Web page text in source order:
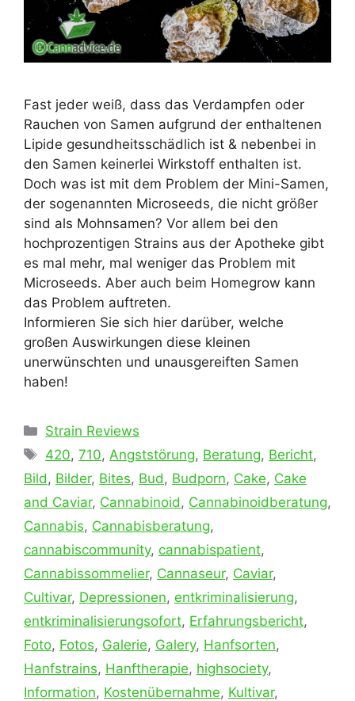
Fast jeder weiß, dass das Verdampfen oder
Rauchen von Samen aufgrund der enthaltenen
Lipide gesundheitsschädlich ist & nebenbei in
den Samen keinerlei Wirkstoff enthalten ist.
Doch was ist mit dem Problem der Mini-Samen,
der sogenannten Microseeds, die nicht größer
sind als Mohnsamen? Vor allem bei den
hochprozentigen Strains aus der Apotheke gibt
es mal mehr, mal weniger das Problem mit
Microseeds. Aber auch beim Homegrow kann
das Problem auftreten.
Informieren Sie sich hier darüber, welche
großen Auswirkungen diese kleinen
unerwünschten und unausgereiften Samen
haben!
Kategorien
Strain Reviews
Schlagwörter
420,710, Angststörung, Beratung, Bericht,
Bild , Bilder, Bites, Bud , Budporn, Cake, Cake
and Caviar, Cannabinoid , Cannabinoidberatung,
Cannabis, Cannabisberatung,
cannabiscommunity, cannabispatient,
Cannabissommelier, Cannaseur, Caviar,
Cultivar, Depressionen, entkriminalisierung,
entkriminalisierungsofort, Erfahrungsbericht,
Foto, Fotos, Galerie, Galery, Hanfsorten,
Hanfstrains, Hanftherapie, highsociety,
Information, Kostenübernahme, Kultivar,